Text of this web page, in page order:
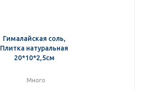
Гималайская соль,
Плитка натуральная
20*10*2,5см
Много